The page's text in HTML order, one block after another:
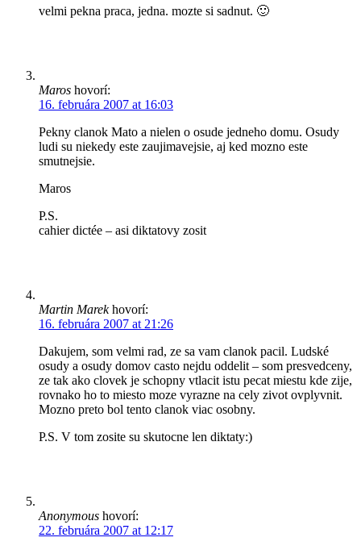
velmi pekna praca, jedna. mozte si sadnut. 🙂
Maros hovorí:
16. februára 2007 at 16:03
Pekny clanok Mato a nielen o osude jedneho domu. Osudy
ludi su niekedy este zaujimavejsie, aj ked mozno este
smutnejsie.
Maros
P.S.
cahier dictée – asi diktatovy zosit
Martin Marek hovorí:
16. februára 2007 at 21:26
Dakujem, som velmi rad, ze sa vam clanok pacil. Ludské
osudy a osudy domov casto nejdu oddelit – som presvedceny,
ze tak ako clovek je schopny vtlacit istu pecat miestu kde zije,
rovnako ho to miesto moze vyrazne na cely zivot ovplyvnit.
Mozno preto bol tento clanok viac osobny.
P.S. V tom zosite su skutocne len diktaty:)
Anonymous hovorí:
22. februára 2007 at 12:17